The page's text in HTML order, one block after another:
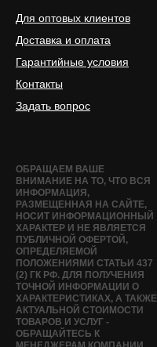
Для оптовых клиентов
Доставка и оплата
Гарантийные условия
Контакты
Задать вопрос
ОБРАЩАЕМ ВАШЕ
ВНИМАНИЕ НА ТО, ЧТО ВСЯ
ИНФОРМАЦИЯ,
РАЗМЕЩЕННАЯ НА САЙТЕ,
НОСИТ ИНФОРМАЦИОННЫЙ
ХАРАКТЕР И НЕ ЯВЛЯЕТСЯ
ПУБЛИЧНОЙ ОФЕРТОЙ,
ОПРЕДЕЛЯЕМОЙ
ПОЛОЖЕНИЯМИ СТАТЬИ 437
(2) ГК РФ. ДЛЯ ПОЛУЧЕНИЯ
ТОЧНОЙ ИНФОРМАЦИИ О
ХАРАКТЕРИСТИКАХ, А ТАКЖЕ
АКТУАЛЬНОЙ СТОИМОСТИ
ТОВАРОВ И УСЛУГ -
ОБРАЩАЙТЕСЬ К